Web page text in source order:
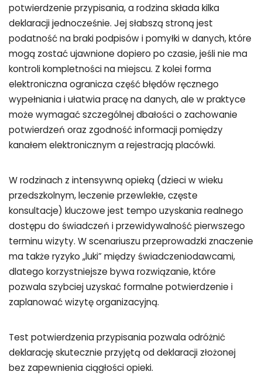
potwierdzenie przypisania, a rodzina składa kilka
deklaracji jednocześnie. Jej słabszą stroną jest
podatność na braki podpisów i pomyłki w danych, które
mogą zostać ujawnione dopiero po czasie, jeśli nie ma
kontroli kompletności na miejscu. Z kolei forma
elektroniczna ogranicza część błędów ręcznego
wypełniania i ułatwia pracę na danych, ale w praktyce
może wymagać szczególnej dbałości o zachowanie
potwierdzeń oraz zgodność informacji pomiędzy
kanałem elektronicznym a rejestracją placówki.
W rodzinach z intensywną opieką (dzieci w wieku
przedszkolnym, leczenie przewlekłe, częste
konsultacje) kluczowe jest tempo uzyskania realnego
dostępu do świadczeń i przewidywalność pierwszego
terminu wizyty. W scenariuszu przeprowadzki znaczenie
ma także ryzyko „luki” między świadczeniodawcami,
dlatego korzystniejsze bywa rozwiązanie, które
pozwala szybciej uzyskać formalne potwierdzenie i
zaplanować wizytę organizacyjną.
Test potwierdzenia przypisania pozwala odróżnić
deklarację skutecznie przyjętą od deklaracji złożonej
bez zapewnienia ciągłości opieki.